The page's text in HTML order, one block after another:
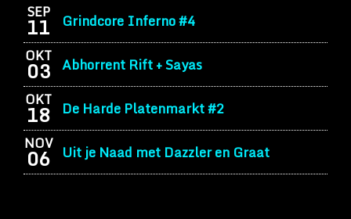
SEP
11 Grindcore Inferno #4
OKT
03 Abhorrent Rift + Sayas
OKT
18 De Harde Platenmarkt #2
NOV
06 Uit je Naad met Dazzler en Graat